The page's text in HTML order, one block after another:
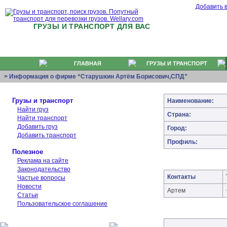
ГРУЗЫ И ТРАНСПОРТ ДЛЯ ВАС
Добавить
ГЛАВНАЯ ГРУЗЫ И ТРАНСПОРТ
> Информация о фирме “Старушкин Артём Борисович,СПД”
Грузы и транспорт
Найти груз
Найти транспорт
Добавить груз
Добавить транспорт
Полезное
Реклама на сайте
Законодательство
Частые вопросы
Новости
Статьи
Пользовательское соглашение
Наименование:
Страна:
Город:
Профиль:
Контакты
Артем